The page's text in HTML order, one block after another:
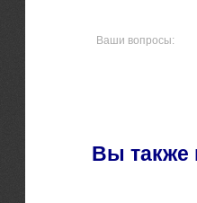
Ваши вопросы:
Вы также